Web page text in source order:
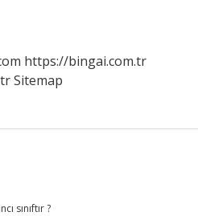
https://bingai.com.tr
Sitemap
sınıftır ?